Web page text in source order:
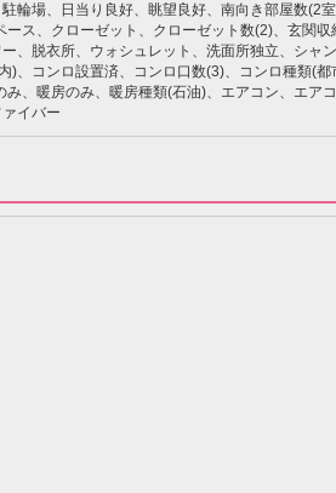
輪場、日当り良好、眺望良好、南向き部屋数(2
ス、クローゼット、クローゼット数(2)、玄関収
、脱衣所、ウォシュレット、洗面所独立、シャ
)、コンロ設置済、コンロ口数(3)、コンロ種類(都
、暖房のみ、暖房種類(石油)、エアコン、エアコ
イバー